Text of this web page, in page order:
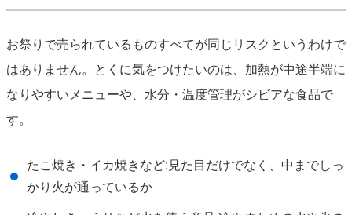
お祭りで売られているものすべてが同じリスクというわけで
はありません。とくに気をつけたいのは、加熱が中途半端に
なりやすいメニューや、水分・温度管理がシビアな食品で
す。
たこ焼き・イカ焼きなど:見た目だけでなく、中までしっ
かり火が通っているか